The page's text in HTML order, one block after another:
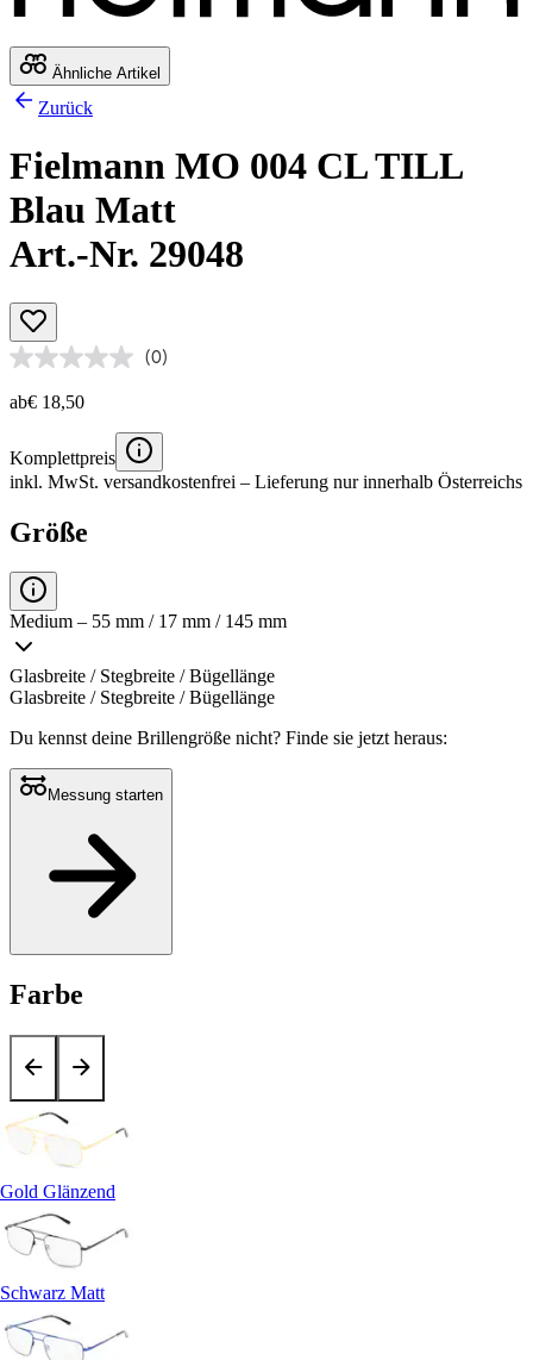
Ähnliche Artikel
Zurück
Fielmann MO 004 CL TILL
Blau Matt
Art.-Nr. 29048
(0)
ab€ 18,50
Komplettpreis
inkl. MwSt. versandkostenfrei – Lieferung nur innerhalb Österreichs
Größe
Medium – 55 mm / 17 mm / 145 mm
Glasbreite / Stegbreite / Bügellänge
Glasbreite / Stegbreite / Bügellänge
Du kennst deine Brillengröße nicht? Finde sie jetzt heraus:
Messung starten
Farbe
Gold Glänzend
Schwarz Matt